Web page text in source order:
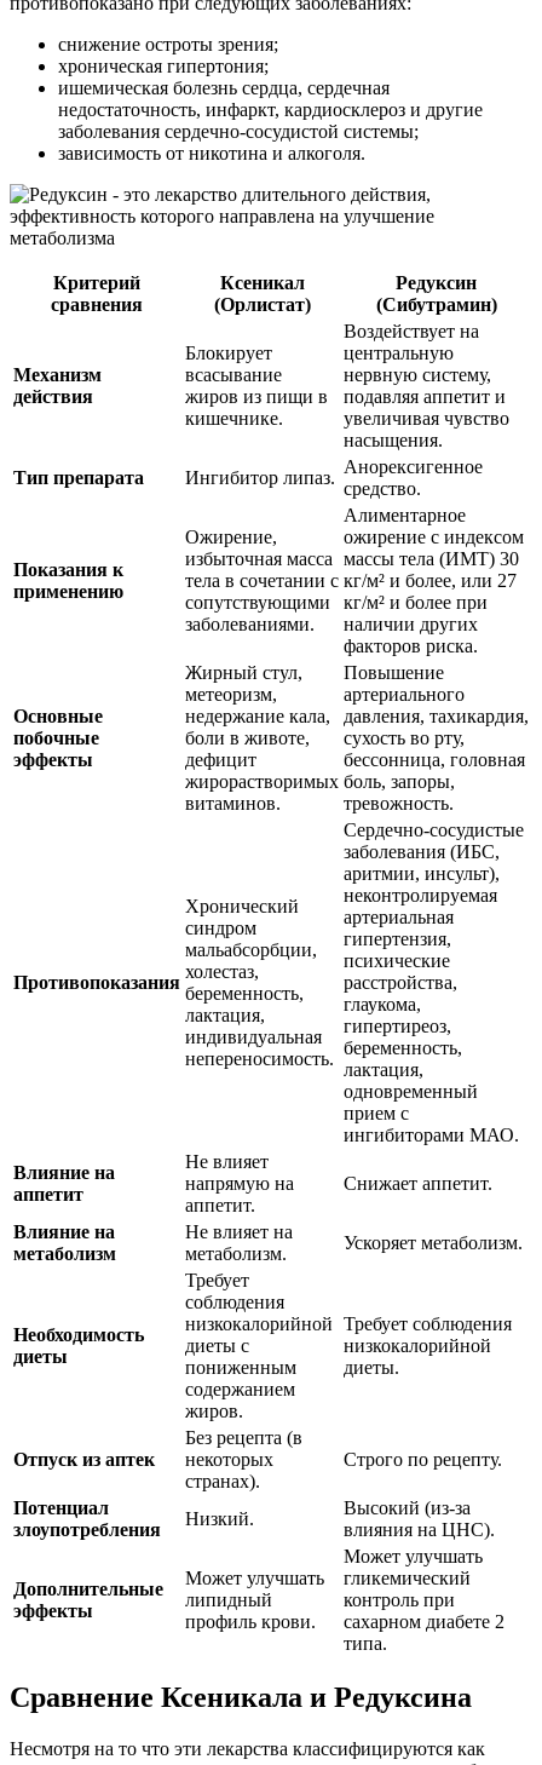
снижение остроты зрения;
хроническая гипертония;
ишемическая болезнь сердца, сердечная
недостаточность, инфаркт, кардиосклероз и другие
заболевания сердечно-сосудистой системы;
зависимость от никотина и алкоголя.
Критерий
сравнения
Ксеникал
(Орлистат)
Редуксин
(Сибутрамин)
Механизм
действия
Блокирует
всасывание
жиров из пищи в
кишечнике.
Воздействует на
центральную
нервную систему,
подавляя аппетит и
увеличивая чувство
насыщения.
Тип препарата
Ингибитор липаз.
Анорексигенное
средство.
Показания к
применению
Ожирение,
избыточная масса
тела в сочетании с
сопутствующими
заболеваниями.
Алиментарное
ожирение с индексом
массы тела (ИМТ) 30
кг/м² и более, или 27
кг/м² и более при
наличии других
факторов риска.
Основные
побочные
эффекты
Жирный стул,
метеоризм,
недержание кала,
боли в животе,
дефицит
жирорастворимых
витаминов.
Повышение
артериального
давления, тахикардия,
сухость во рту,
бессонница, головная
боль, запоры,
тревожность.
Противопоказания
Хронический
синдром
мальабсорбции,
холестаз,
беременность,
лактация,
индивидуальная
непереносимость.
Сердечно-сосудистые
заболевания (ИБС,
аритмии, инсульт),
неконтролируемая
артериальная
гипертензия,
психические
расстройства,
глаукома,
гипертиреоз,
беременность,
лактация,
одновременный
прием с
ингибиторами МАО.
Влияние на
аппетит
Не влияет
напрямую на
аппетит.
Снижает аппетит.
Влияние на
метаболизм
Не влияет на
метаболизм.
Ускоряет метаболизм.
Необходимость
диеты
Требует
соблюдения
низкокалорийной
диеты с
пониженным
содержанием
жиров.
Требует соблюдения
низкокалорийной
диеты.
Отпуск из аптек
Без рецепта (в
некоторых
странах).
Строго по рецепту.
Потенциал
злоупотребления
Низкий.
Высокий (из-за
влияния на ЦНС).
Дополнительные
эффекты
Может улучшать
липидный
профиль крови.
Может улучшать
гликемический
контроль при
сахарном диабете 2
типа.
Сравнение Ксеникала и Редуксина
Несмотря на то что эти лекарства классифицируются как